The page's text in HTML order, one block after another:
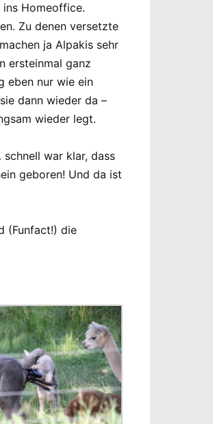
Homeoffice.
Zu denen versetzte
ja Alpakis sehr
ersteinmal ganz
eben nur wie ein
dann wieder da –
wieder legt.
war klar, dass
geboren! Und da ist
(Funfact!) die